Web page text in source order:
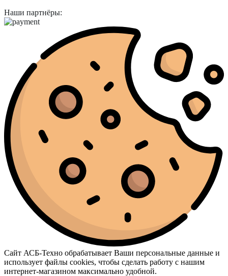
Наши партнёры:
Сайт АСБ-Техно обрабатывает Ваши персональные данные и
использует файлы cookies, чтобы сделать работу с нашим
интернет-магазином максимально удобной.